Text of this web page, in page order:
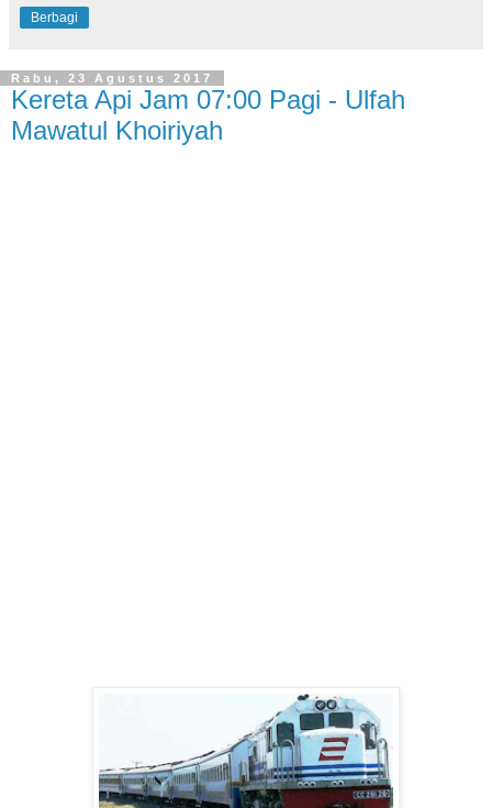
Berbagi
Rabu, 23 Agustus 2017
Kereta Api Jam 07:00 Pagi - Ulfah
Mawatul Khoiriyah